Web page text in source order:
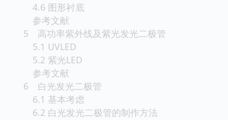
4.6 图形衬底
参考文献
5 高功率紫外线及紫光发光二极管
5.1 UVLED
5.2 紫光LED
参考文献
6 白光发光二极管
6.1 基本考虑
6.2 白光发光二极管的制作方法